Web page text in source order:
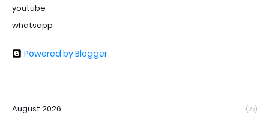
youtube
whatsapp
Powered by Blogger
August 2026 (27)